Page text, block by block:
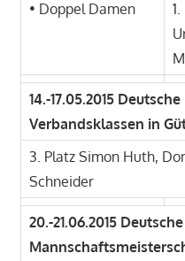
• Doppel Damen
14.-17.05.2015
Verbandsklassen in
3. Platz Simon Huth,
Schneider
20.-21.06.2015 Deutsche